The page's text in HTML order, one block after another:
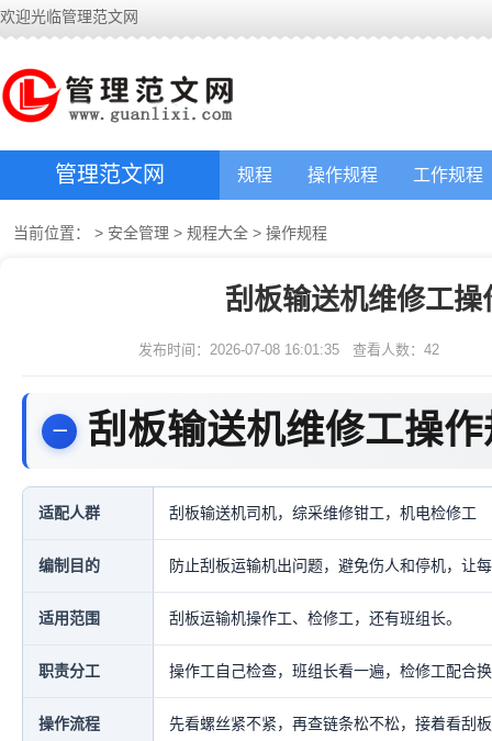
欢迎光临管理范文网
管理范文网 规程 操作规程 工作规程
当前位置： > 安全管理 > 规程大全 > 操作规程
刮板输送机维修工
发布时间：2026-07-08 16:01:35 查看人数： 42
刮板输送机维修工操
适配人群 刮板输送机司机，综采维修钳工，机电检修工
编制目的 防止刮板运输机出问题，避免伤人和停机，让
适用范围 刮板运输机操作工、检修工，还有班组长。
职责分工 操作工自己检查，班组长看一遍，检修工配合
操作流程 先看螺丝紧不紧，再查链条松不松，接着看刮